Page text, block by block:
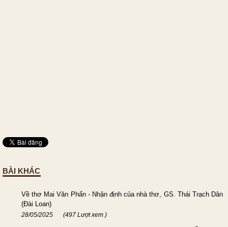
BÀI KHÁC
Về thơ Mai Văn Phấn - Nhận định của nhà thơ, GS. Thái Trạch Dân
(Đài Loan)
28/05/2025 (497 Lượt xem )